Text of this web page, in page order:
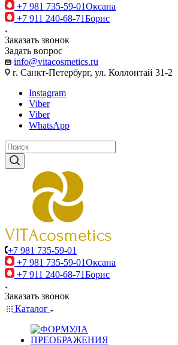
+7 981 735-59-01Оксана
+7 911 240-68-71Борис
Заказать звонок
Задать вопрос
info@vitacosmetics.ru
г. Санкт-Петербург, ул. Коллонтай 31-2
Instagram
Viber
Viber
WhatsApp
+7 981 735-59-01
+7 981 735-59-01Оксана
+7 911 240-68-71Борис
Заказать звонок
Каталог